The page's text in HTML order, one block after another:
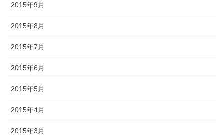
2015年9月
2015年8月
2015年7月
2015年6月
2015年5月
2015年4月
2015年3月